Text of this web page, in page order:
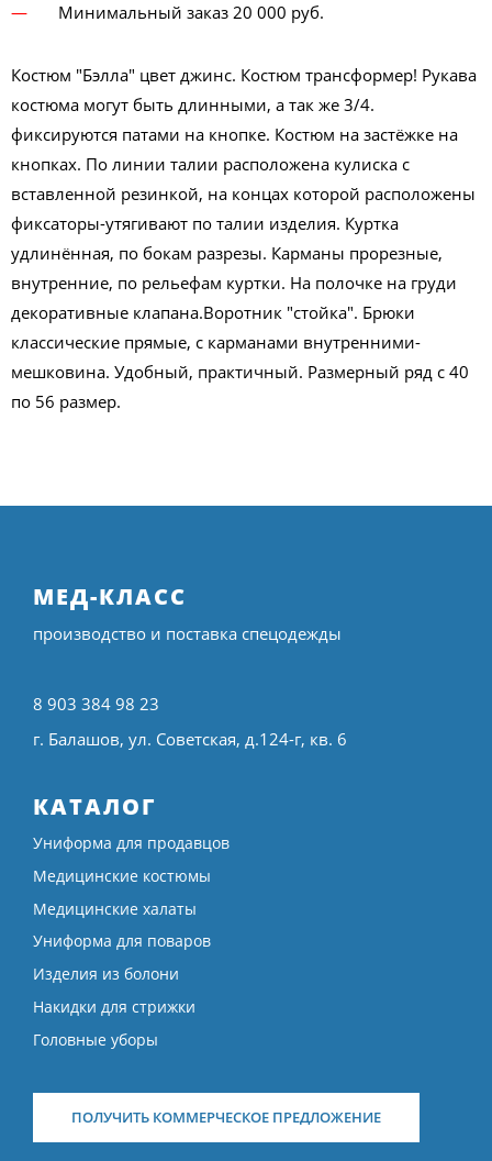
Минимальный заказ 20 000 руб.
Костюм "Бэлла" цвет джинс. Костюм трансформер! Рукава
костюма могут быть длинными, а так же 3/4.
фиксируются патами на кнопке. Костюм на застёжке на
кнопках. По линии талии расположена кулиска с
вставленной резинкой, на концах которой расположены
фиксаторы-утягивают по талии изделия. Куртка
удлинённая, по бокам разрезы. Карманы прорезные,
внутренние, по рельефам куртки. На полочке на груди
декоративные клапана.Воротник "стойка". Брюки
классические прямые, с карманами внутренними-
мешковина. Удобный, практичный. Размерный ряд с 40
по 56 размер.
МЕД-КЛАСС
производство и поставка спецодежды
8 903 384 98 23
г. Балашов, ул. Советская, д.124-г, кв. 6
КАТАЛОГ
Униформа для продавцов
Медицинские костюмы
Медицинские халаты
Униформа для поваров
Изделия из болони
Накидки для стрижки
Головные уборы
ПОЛУЧИТЬ КОММЕРЧЕСКОЕ ПРЕДЛОЖЕНИЕ